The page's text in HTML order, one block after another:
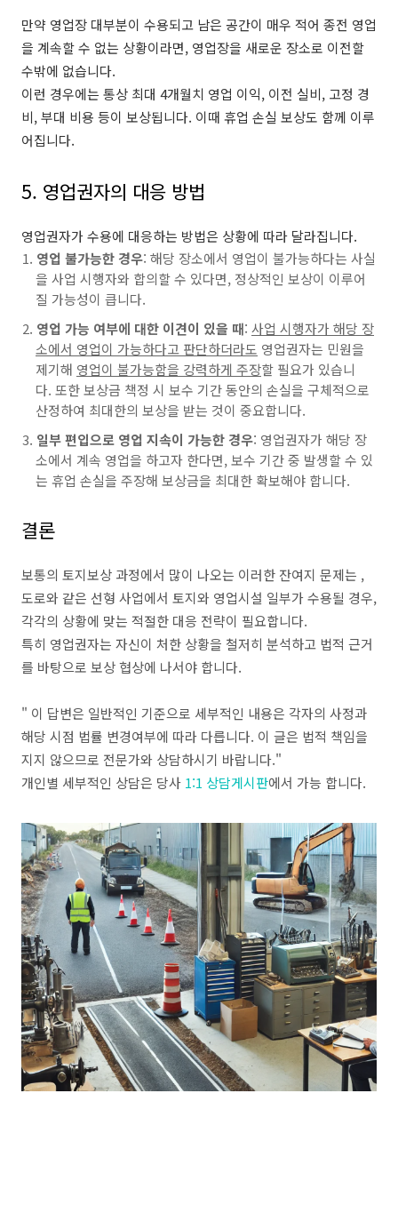
만약 영업장 대부분이 수용되고 남은 공간이 매우 적어 종전 영업
을 계속할 수 없는 상황이라면, 영업장을 새로운 장소로 이전할
수밖에 없습니다.
이런 경우에는 통상 최대 4개월치 영업 이익, 이전 실비, 고정 경
비, 부대 비용 등이 보상됩니다. 이때 휴업 손실 보상도 함께 이루
어집니다.
5. 영업권자의 대응 방법
영업권자가 수용에 대응하는 방법은 상황에 따라 달라집니다.
영업 불가능한 경우: 해당 장소에서 영업이 불가능하다는 사실
을 사업 시행자와 합의할 수 있다면, 정상적인 보상이 이루어
질 가능성이 큽니다.
영업 가능 여부에 대한 이견이 있을 때: 사업 시행자가 해당 장
소에서 영업이 가능하다고 판단하더라도 영업권자는 민원을
제기해 영업이 불가능함을 강력하게 주장할 필요가 있습니
다. 또한 보상금 책정 시 보수 기간 동안의 손실을 구체적으로
산정하여 최대한의 보상을 받는 것이 중요합니다.
일부 편입으로 영업 지속이 가능한 경우: 영업권자가 해당 장
소에서 계속 영업을 하고자 한다면, 보수 기간 중 발생할 수 있
는 휴업 손실을 주장해 보상금을 최대한 확보해야 합니다.
결론
보통의 토지보상 과정에서 많이 나오는 이러한 잔여지 문제는 ,
도로와 같은 선형 사업에서 토지와 영업시설 일부가 수용될 경우,
각각의 상황에 맞는 적절한 대응 전략이 필요합니다.
특히 영업권자는 자신이 처한 상황을 철저히 분석하고 법적 근거
를 바탕으로 보상 협상에 나서야 합니다.
" 이 답변은 일반적인 기준으로 세부적인 내용은 각자의 사정과
해당 시점 법률 변경여부에 따라 다릅니다. 이 글은 법적 책임을
지지 않으므로 전문가와 상담하시기 바랍니다."
개인별 세부적인 상담은 당사 1:1 상담게시판에서 가능 합니다.